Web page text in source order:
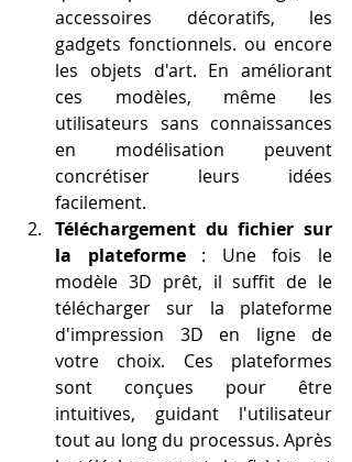
accessoires décoratifs, les
gadgets fonctionnels. ou encore
les objets d'art. En améliorant
ces modèles, même les
utilisateurs sans connaissances
en modélisation peuvent
concrétiser leurs idées
facilement.
Téléchargement du fichier sur
la plateforme : Une fois le
modèle 3D prêt, il suffit de le
télécharger sur la plateforme
d'impression 3D en ligne de
votre choix. Ces plateformes
sont conçues pour être
intuitives, guidant l'utilisateur
tout au long du processus. Après